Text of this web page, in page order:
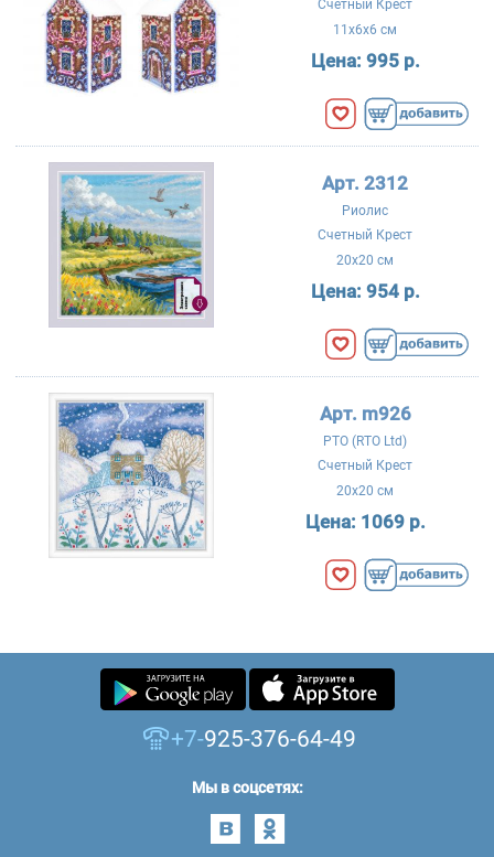
Счетный Крест
11x6x6 см
Цена: 995 р.
Арт. 2312
Риолис
Счетный Крест
20x20 см
Цена: 954 р.
Арт. m926
РТО (RTO Ltd)
Счетный Крест
20x20 см
Цена: 1069 р.
+7-925-376-64-49
Мы в соцсетях: